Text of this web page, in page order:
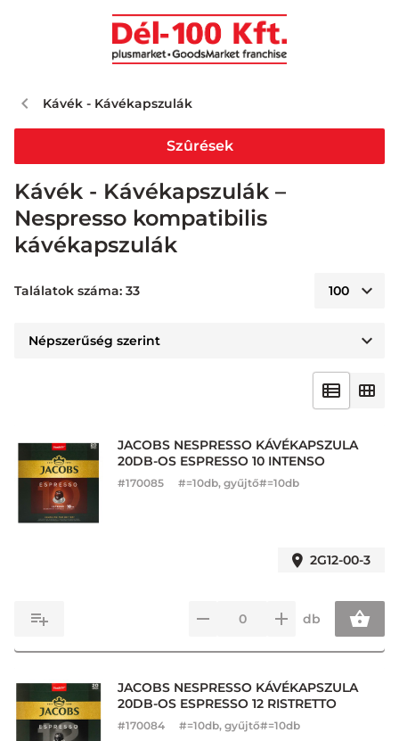
Kávék - Kávékapszulák
Kávék - Kávékapszulák –
Nespresso kompatibilis
kávékapszulák
Találatok száma: 33
JACOBS NESPRESSO KÁVÉKAPSZULA
20DB-OS ESPRESSO 10 INTENSO
#170085 #=10db, gyűjtő#=10db
2G12-00-3
db
JACOBS NESPRESSO KÁVÉKAPSZULA
20DB-OS ESPRESSO 12 RISTRETTO
#170084 #=10db, gyűjtő#=10db
Szûrések